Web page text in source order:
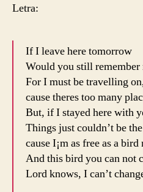
Letra:
If I leave here tomorrow
Would you still remember
For I must be travelling
cause theres too many
But, if I stayed here with
Things just couldn’t be
cause I¡m as free as a bird
And this bird you can not
Lord knows, I can’t